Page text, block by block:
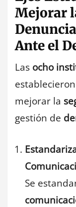
Mejorar
Ante el
Las ocho
mejorar la
gestión de
Se